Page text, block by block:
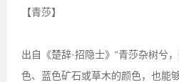
【青莎】
出自《楚辞·招隐士》“青莎杂树兮
色、蓝色矿石或草木的颜色，也能